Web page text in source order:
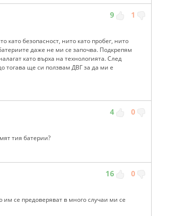
9 1
безопасност, нито като пробег, нито
даже не ми се започва. Подкрепям
като върха на технологията. След
тогава ще си ползвам ДВГ за да ми е
4 0
тия батерии?
16 0
се предоверяват в много случаи ми се